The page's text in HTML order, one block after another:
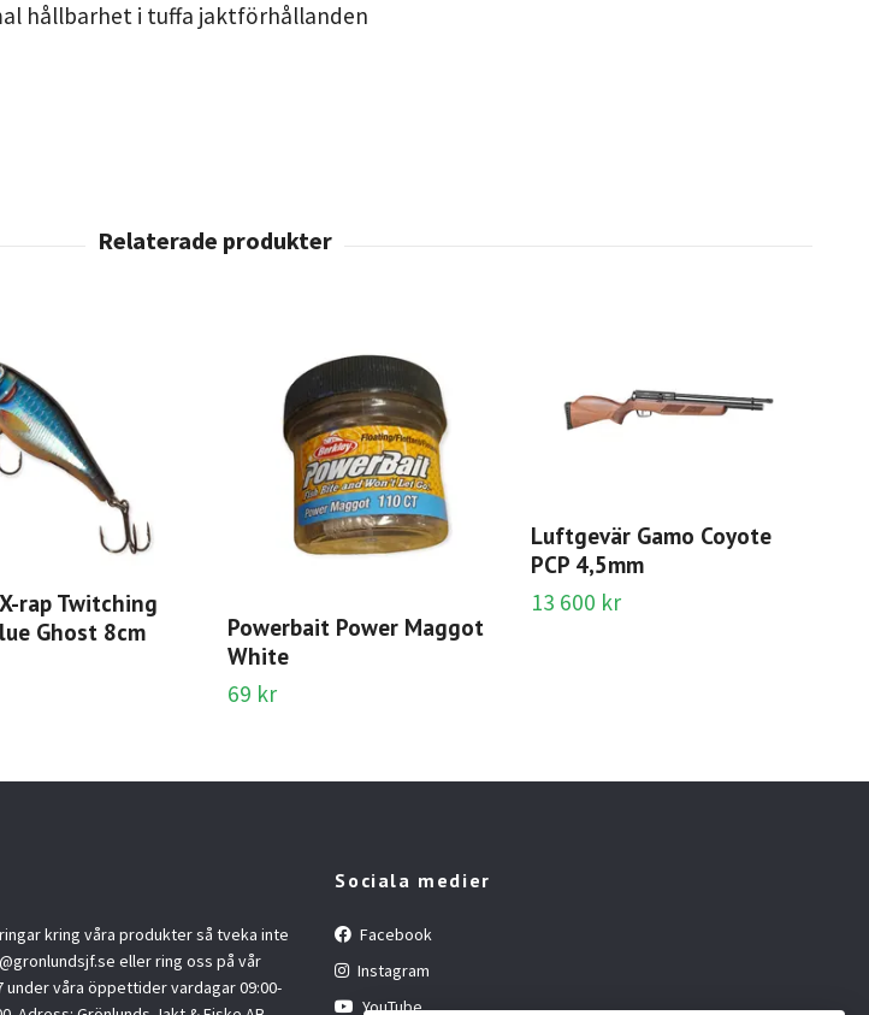
hållbarhet i tuffa jaktförhållanden
rap Twitching
Ghost 8cm
Powerbait Power Maggot
White
69 kr
Luftgevär Gamo Coyote
PCP 4,5mm
13 600 kr
kring våra produkter så tveka inte
eller ring oss på vår
under våra öppettider vardagar 09:00-
Sociala medier
Facebook
Instagram
YouTube